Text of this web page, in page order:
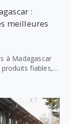
:
meilleures
à Madagascar
fiables,…